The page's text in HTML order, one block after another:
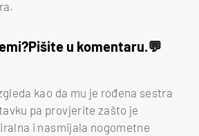
Pišite u komentaru.
kao da mu je rođena sestra
pa provjerite zašto je
i nasmijala nogometne